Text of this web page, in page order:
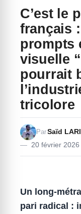
C’est le
français
prompts
visuelle
pourrait
tricolore
20 février 2026
ParSaïd
Un long-
pari radical :